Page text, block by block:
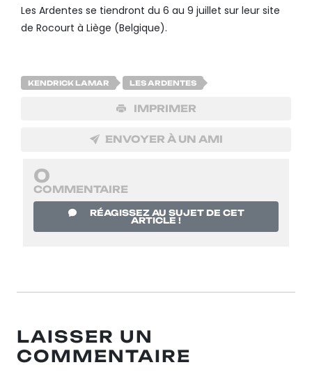
Les Ardentes se tiendront du 6 au 9 juillet sur leur site
de Rocourt à Liège (Belgique).
KENDRICK LAMAR LES ARDENTES
IMPRIMER
ENVOYER À UN AMI
0
COMMENTAIRE
RÉAGISSEZ AU SUJET DE CET
ARTICLE !
LAISSER UN
COMMENTAIRE